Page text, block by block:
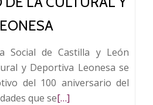
Social de Castilla y León
y Deportiva Leonesa se
del 100 aniversario del
que seLeer
[…]